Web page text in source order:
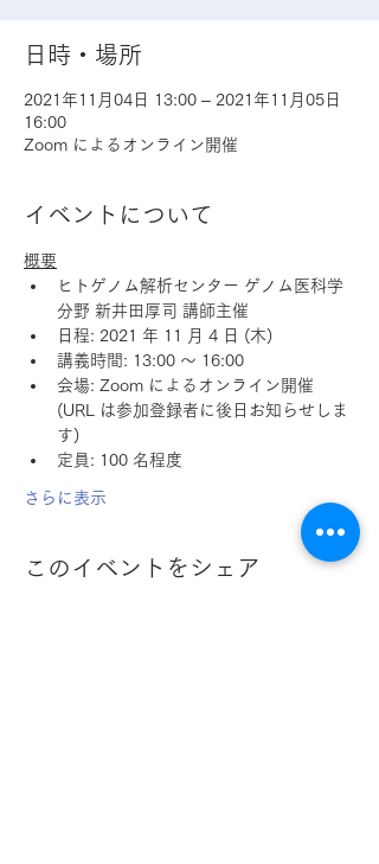
日時・場所
2021年11月04日 13:00 – 2021年11月05日
16:00
Zoom によるオンライン開催
イベントについて
概要
ヒトゲノム解析センター ゲノム医科学
分野 新井田厚司 講師主催
日程: 2021 年 11 月 4 日 (木)
講義時間: 13:00 ～ 16:00
会場: Zoom によるオンライン開催
(URL は参加登録者に後日お知らせしま
す)
定員: 100 名程度
さらに表示
このイベントをシェア